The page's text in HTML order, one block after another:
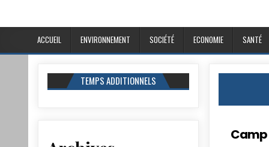
ACCUEIL ENVIRONNEMENT SOCIÉTÉ ECONOMIE SANTÉ
Camp
TEMPS ADDITIONNELS